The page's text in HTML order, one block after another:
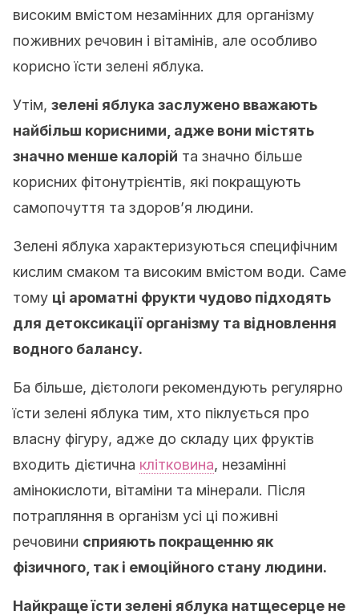
високим вмістом незамінних для організму
поживних речовин і вітамінів, але особливо
корисно їсти зелені яблука.
Утім, зелені яблука заслужено вважають
найбільш корисними, адже вони містять
значно менше калорій та значно більше
корисних фітонутрієнтів, які покращують
самопочуття та здоров’я людини.
Зелені яблука характеризуються специфічним
кислим смаком та високим вмістом води. Саме
тому ці ароматні фрукти чудово підходять
для детоксикації організму та відновлення
водного балансу.
Ба більше, дієтологи рекомендують регулярно
їсти зелені яблука тим, хто піклується про
власну фігуру, адже до складу цих фруктів
входить дієтична клітковина, незамінні
амінокислоти, вітаміни та мінерали. Після
потрапляння в організм усі ці поживні
речовини сприяють покращенню як
фізичного, так і емоційного стану людини.
Найкраще їсти зелені яблука натщесерце не